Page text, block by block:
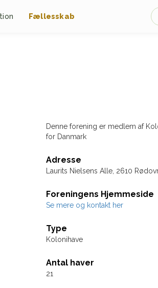
Fællesskab
Denne forening er medlem af
for Danmark
Adresse
Laurits Nielsens Alle, 2610
Foreningens Hjemmeside
Se mere og kontakt her
Type
Kolonihave
Antal haver
21